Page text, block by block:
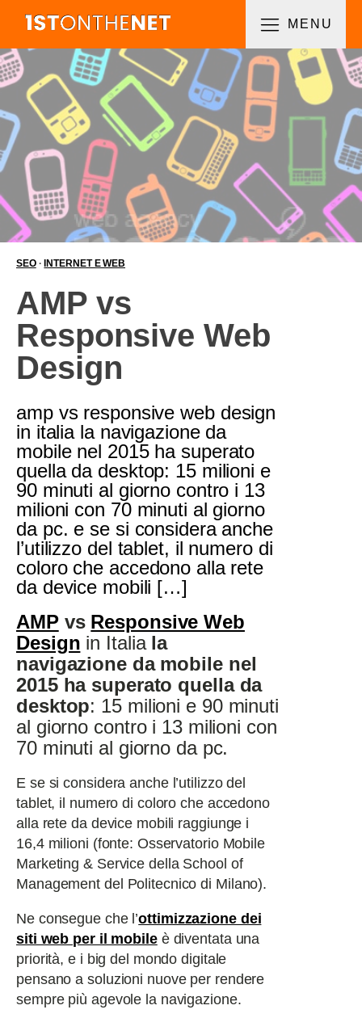
MENU
SEO· INTERNET E WEB
AMP vs
Responsive Web
Design
amp vs responsive web design
in italia la navigazione da
mobile nel 2015 ha superato
quella da desktop: 15 milioni e
90 minuti al giorno contro i 13
milioni con 70 minuti al giorno
da pc. e se si considera anche
l’utilizzo del tablet, il numero di
coloro che accedono alla rete
da device mobili […]
AMPvs Responsive Web
Design in Italia la
navigazione da mobile nel
2015 ha superato quella da
desktop: 15 milioni e 90 minuti
al giorno contro i 13 milioni con
70 minuti al giorno da pc.
E se si considera anche l’utilizzo del
tablet, il numero di coloro che accedono
alla rete da device mobili raggiunge i
16,4 milioni (fonte: Osservatorio Mobile
Marketing & Service della School of
Management del Politecnico di Milano).
Ne consegue che l’ottimizzazione dei
siti web per il mobileè diventata una
priorità, e i big del mondo digitale
pensano a soluzioni nuove per rendere
sempre più agevole la navigazione.